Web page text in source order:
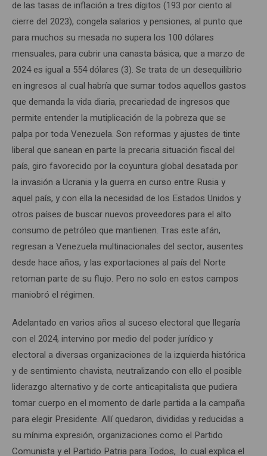
de las tasas de inflación a tres dígitos (193 por ciento al
cierre del 2023), congela salarios y pensiones, al punto que
para muchos su mesada no supera los 100 dólares
mensuales, para cubrir una canasta básica, que a marzo de
2024 es igual a 554 dólares (3). Se trata de un desequilibrio
en ingresos al cual habría que sumar todos aquellos gastos
que demanda la vida diaria, precariedad de ingresos que
permite entender la mutiplicación de la pobreza que se
palpa por toda Venezuela. Son reformas y ajustes de tinte
liberal que sanean en parte la precaria situación fiscal del
país, giro favorecido por la coyuntura global desatada por
la invasión a Ucrania y la guerra en curso entre Rusia y
aquel país, y con ella la necesidad de los Estados Unidos y
otros países de buscar nuevos proveedores para el alto
consumo de petróleo que mantienen. Tras este afán,
regresan a Venezuela multinacionales del sector, ausentes
desde hace años, y las exportaciones al país del Norte
retoman parte de su flujo. Pero no solo en estos campos
maniobró el régimen.
Adelantado en varios años al suceso electoral que llegaría
con el 2024, intervino por medio del poder jurídico y
electoral a diversas organizaciones de la izquierda histórica
y de sentimiento chavista, neutralizando con ello el posible
liderazgo alternativo y de corte anticapitalista que pudiera
tomar cuerpo en el momento de darle partida a la campaña
para elegir Presidente. Allí quedaron, divididas y reducidas a
su mínima expresión, organizaciones como el Partido
Comunista y el Partido Patria para Todos, lo cual explica el